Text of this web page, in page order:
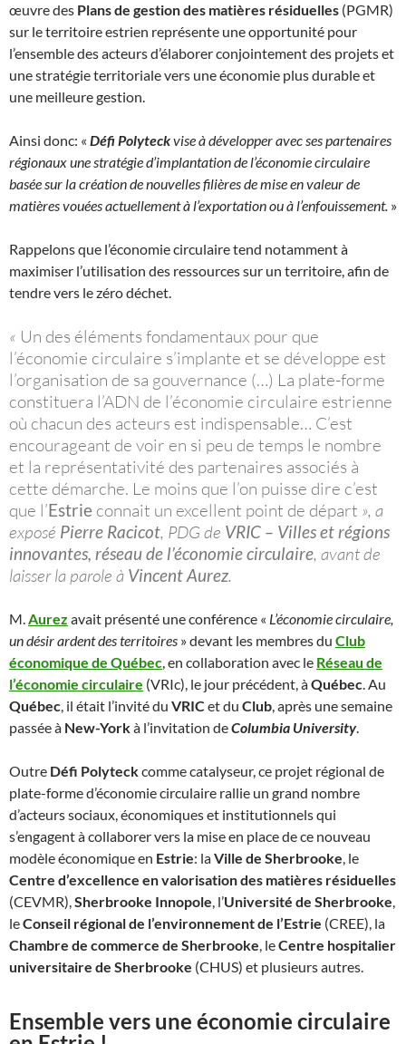
œuvre des Plans de gestion des matières résiduelles (PGMR)
sur le territoire estrien représente une opportunité pour
l’ensemble des acteurs d’élaborer conjointement des projets et
une stratégie territoriale vers une économie plus durable et
une meilleure gestion.
Ainsi donc: « Défi Polyteckvise à développer avec ses partenaires
régionaux une stratégie d’implantation de l’économie circulaire
basée sur la création de nouvelles filières de mise en valeur de
matières vouées actuellement à l’exportation ou à l’enfouissement. »
Rappelons que l’économie circulaire tend notamment à
maximiser l’utilisation des ressources sur un territoire, afin de
tendre vers le zéro déchet.
« Un des éléments fondamentaux pour que
l’économie circulaire s’implante et se développe est
l’organisation de sa gouvernance (…) La plate-forme
constituera l’ADN de l’économie circulaire estrienne
où chacun des acteurs est indispensable… C’est
encourageant de voir en si peu de temps le nombre
et la représentativité des partenaires associés à
cette démarche. Le moins que l’on puisse dire c’est
que l’Estrie connait un excellent point de départ », a
exposé Pierre Racicot, PDG de VRIC – Villes et régions
innovantes, réseau de l’économie circulaire, avant de
laisser la parole à Vincent Aurez.
M.Aurez avait présenté une conférence « L’économie circulaire,
un désir ardent des territoires » devant les membres du Club
économique de Québec, en collaboration avec le Réseau de
l’économie circulaire (VRIc), le jour précédent, àQuébec. Au
Québec, il était l’invité du VRIC et du Club, après une semaine
passée à New-Yorkà l’invitation deColumbia University.
Outre Défi Polyteckcomme catalyseur, ce projet régional de
plate-forme d’économie circulaire rallie un grand nombre
d’acteurs sociaux, économiques et institutionnels qui
s’engagent à collaborer vers la mise en place de ce nouveau
modèle économique en Estrie: laVille de Sherbrooke, le
Centre d’excellence en valorisation des matières résiduelles
(CEVMR),Sherbrooke Innopole, l’Université de Sherbrooke,
leConseil régional de l’environnement de l’Estrie (CREE), la
Chambre de commerce de Sherbrooke, leCentre hospitalier
universitaire de Sherbrooke (CHUS) et plusieurs autres.
Ensemble vers une économie circulaire